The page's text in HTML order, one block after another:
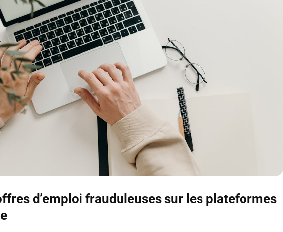
d’emploi frauduleuses sur les plateformes